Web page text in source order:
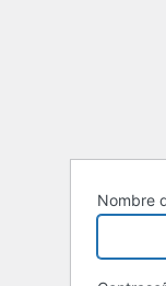
Nombre